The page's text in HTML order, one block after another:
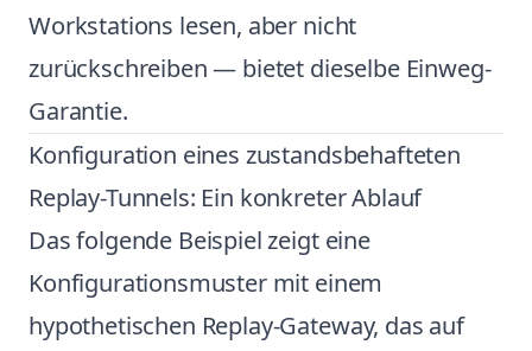
Workstations lesen, aber nicht
zurückschreiben — bietet dieselbe Einweg-
Garantie.
Konfiguration eines zustandsbehafteten
Replay-Tunnels: Ein konkreter Ablauf
Das folgende Beispiel zeigt eine
Konfigurationsmuster mit einem
hypothetischen Replay-Gateway, das auf